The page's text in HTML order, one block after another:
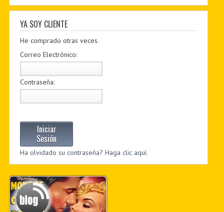
YA SOY CLIENTE
He comprado otras veces.
Correo Electrónico:
Contraseña:
Iniciar
Sesión
Ha olvidado su contraseña? Haga clic aquí.